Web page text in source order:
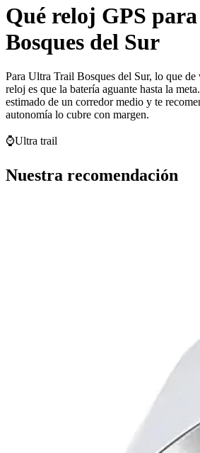
Qué reloj GPS
Bosques del Sur
Para Ultra Trail Bosques del Sur, lo que de
reloj es que la batería aguante hasta la
estimado de un corredor medio y te
autonomía lo cubre con margen.
⌚Ultra trail
Nuestra recomendación